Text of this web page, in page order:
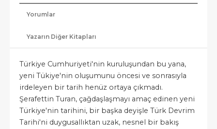
Yorumlar
Yazarın Diğer Kitapları
Türkiye Cumhuriyeti'nin kuruluşundan bu yana,
yeni Tükiye'nin oluşumunu öncesi ve sonrasıyla
irdeleyen bir tarih henüz ortaya çıkmadı.
Şerafettin Turan, çağdaşlaşmayı amaç edinen yeni
Türkiye'nin tarihini, bir başka deyişle Türk Devrim
Tarihi'ni duygusallıktan uzak, nesnel bir bakış